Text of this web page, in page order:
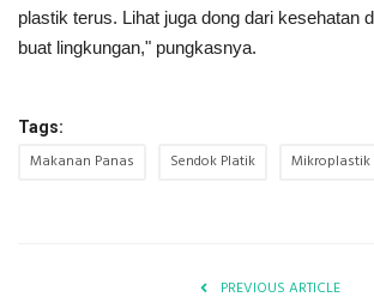
plastik terus. Lihat juga dong dari kesehatan
buat lingkungan," pungkasnya.
Tags:
Makanan Panas Sendok Platik Mikroplastik
PREVIOUS ARTICLE